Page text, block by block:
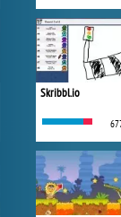
Skribbl.io